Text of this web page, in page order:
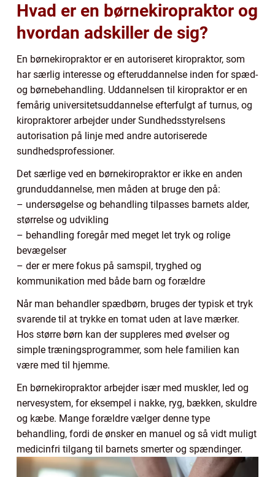
Hvad er en børnekiropraktor og
hvordan adskiller de sig?
En børnekiropraktor er en autoriseret kiropraktor, som
har særlig interesse og efteruddannelse inden for spæd-
og børnebehandling. Uddannelsen til kiropraktor er en
femårig universitetsuddannelse efterfulgt af turnus, og
kiropraktorer arbejder under Sundhedsstyrelsens
autorisation på linje med andre autoriserede
sundhedsprofessioner.
Det særlige ved en børnekiropraktor er ikke en anden
grunduddannelse, men måden at bruge den på:
– undersøgelse og behandling tilpasses barnets alder,
størrelse og udvikling
– behandling foregår med meget let tryk og rolige
bevægelser
– der er mere fokus på samspil, tryghed og
kommunikation med både barn og forældre
Når man behandler spædbørn, bruges der typisk et tryk
svarende til at trykke en tomat uden at lave mærker.
Hos større børn kan der suppleres med øvelser og
simple træningsprogrammer, som hele familien kan
være med til hjemme.
En børnekiropraktor arbejder især med muskler, led og
nervesystem, for eksempel i nakke, ryg, bækken, skuldre
og kæbe. Mange forældre vælger denne type
behandling, fordi de ønsker en manuel og så vidt muligt
medicinfri tilgang til barnets smerter og spændinger.